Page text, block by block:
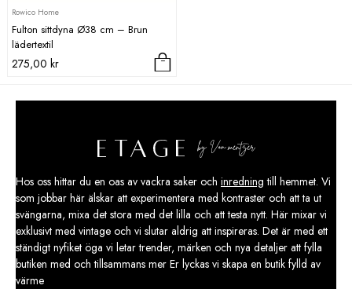
Rowico Home
Fulton sittdyna Ø38 cm – Brun
lädertextil
275,00 kr
Hos oss hittar du en oas av vackra saker och inredning till hemmet. Vi
som jobbar här älskar att experimentera med kontraster och att ta ut
svängarna, mixa det stora med det lilla och att testa nytt. Här mixar vi
exklusivt med vintage och vi slutar aldrig att inspireras. Det är med ett
ständigt nyfiket öga vi letar trender, märken och nya detaljer att fylla
butiken med och tillsammans mer Er lyckas vi skapa en butik fylld av
värme